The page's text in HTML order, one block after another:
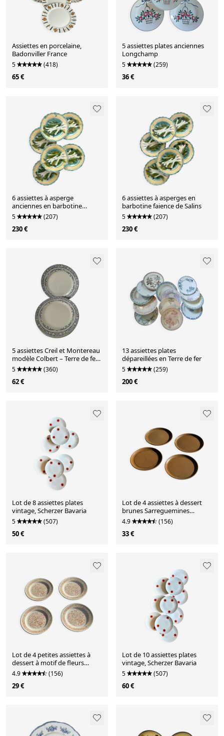
Assiettes en porcelaine,
Badonviller France
5 (418)
65 €
5 assiettes plates anciennes
Longchamp
5 (259)
36 €
6 assiettes à asperge
anciennes en barbotine
faïence de Salins
5 (207)
230 €
6 assiettes à asperges en
barbotine faience de Salins
5 (207)
230 €
5 assiettes Creil et Montereau
modèle Colbert – Terre de fer
1890-1895
5 (360)
62 €
13 assiettes plates
dépareillées en Terre de fer
5 (259)
200 €
Lot de 8 assiettes plates
vintage, Scherzer Bavaria
5 (507)
50 €
Lot de 4 assiettes à dessert
brunes Sarreguemines
Modèle Savoie D19.5
4.9 (156)
33 €
Lot de 4 petites assiettes à
dessert à motif de fleurs
stylisées vintage
4.9 (156)
29 €
Lot de 10 assiettes plates
vintage, Scherzer Bavaria
5 (507)
60 €